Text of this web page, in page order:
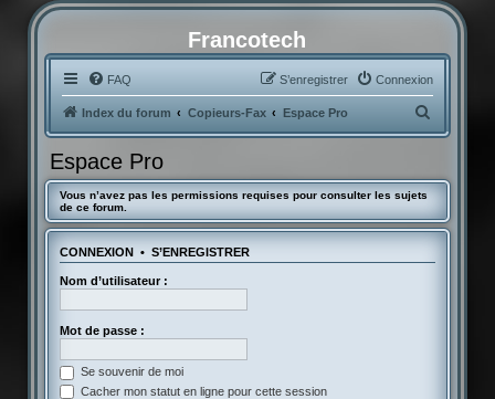
Francotech
FAQ Connexion
S’enregistrer
Index du forum Copieurs-Fax Espace Pro
e
h
e
Espace Pro
Vous n’avez pas les permissions requises pour consulter les sujets
de ce forum.
CONNEXION• S’ENREGISTRER
Nom d’utilisateur :
Mot de passe :
Se souvenir de moi
Cacher mon statut en ligne pour cette session